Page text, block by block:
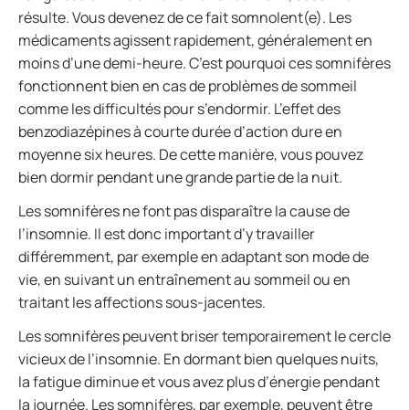
résulte. Vous devenez de ce fait somnolent(e). Les
médicaments agissent rapidement, généralement en
moins d’une demi-heure. C’est pourquoi ces somnifères
fonctionnent bien en cas de problèmes de sommeil
comme les difficultés pour s’endormir. L’effet des
benzodiazépines à courte durée d’action dure en
moyenne six heures. De cette manière, vous pouvez
bien dormir pendant une grande partie de la nuit.
Les somnifères ne font pas disparaître la cause de
l’insomnie. Il est donc important d’y travailler
différemment, par exemple en adaptant son mode de
vie, en suivant un entraînement au sommeil ou en
traitant les affections sous-jacentes.
Les somnifères peuvent briser temporairement le cercle
vicieux de l’insomnie. En dormant bien quelques nuits,
la fatigue diminue et vous avez plus d’énergie pendant
la journée. Les somnifères, par exemple, peuvent être